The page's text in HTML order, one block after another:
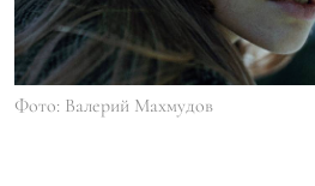
Фото: Валерий Махмудов